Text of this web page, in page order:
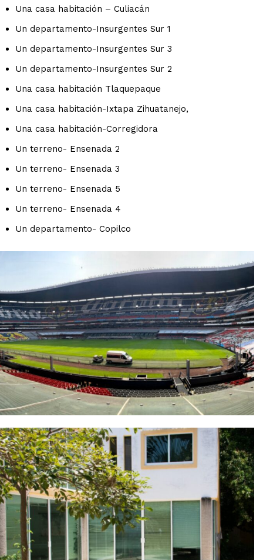
Una casa habitación – Culiacán
Un departamento-Insurgentes Sur 1
Un departamento-Insurgentes Sur 3
Un departamento-Insurgentes Sur 2
Una casa habitación Tlaquepaque
Una casa habitación-Ixtapa Zihuatanejo,
Una casa habitación-Corregidora
Un terreno- Ensenada 2
Un terreno- Ensenada 3
Un terreno- Ensenada 5
Un terreno- Ensenada 4
Un departamento- Copilco